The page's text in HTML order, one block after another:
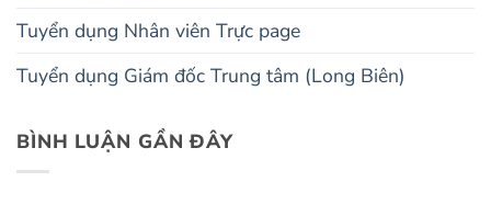
Tuyển dụng Nhân viên Trực page
Tuyển dụng Giám đốc Trung tâm (Long Biên)
BÌNH LUẬN GẦN ĐÂY